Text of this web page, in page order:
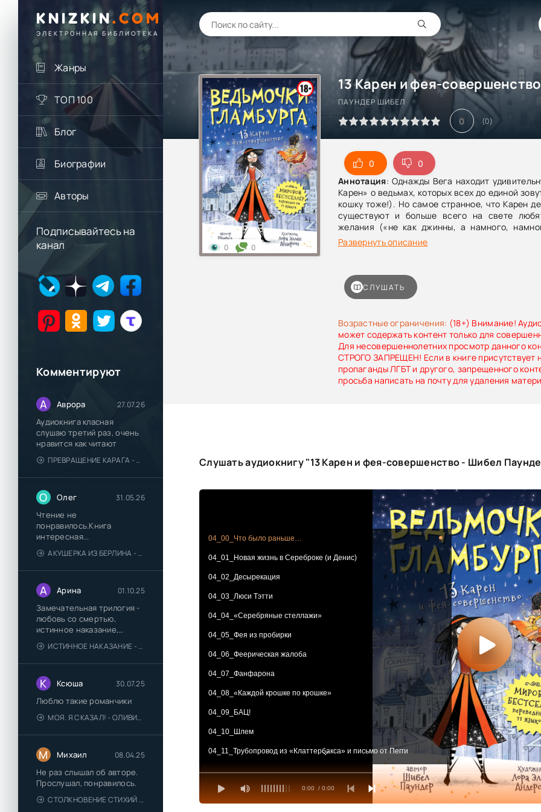
KNIZKIN. COM
ЭЛЕКТРОННАЯ БИБЛИОТЕКА
Жанры
ТОП 100
Блог
Биографии
Авторы
Подписывайтесь на
канал
Комментируют
А Аврора 27.07.26
Аудиокнига класная
слушаю третий раз, очень
нравится как читают
ПРЕВРАЩЕНИЕ КАРАГА - КАТЯ БРАНДИС
О Олег 31.05.26
Чтение не
понравилось.Книга
интересная...
АКУШЕРКА ИЗ БЕРЛИНА - АННА СТЮАРТ
А Арина 01.10.25
Замечательная трилогия -
любовь со смертью,
истинное наказание,
любимая для монстра -
понравились
ИСТИННОЕ НАКАЗАНИЕ - ОЛЬГА ГУСЕЙНОВА
К Ксюша 30.07.25
Люблю такие романчики
МОЯ. Я СКАЗАЛ! - ОЛИВИЯ ЛЕЙК
М Михаил 08.04.25
Не раз слышал об авторе.
Прослушал, понравилось.
СТОЛКНОВЕНИЕ СТИХИЙ - ВАЛЕРИЙ ГУМИНСКИЙ
ПАУНДЕР ШИБЕЛ
0 (0)
0
0
Аннотация: Однажды Вега находит
Карен» о ведьмах, которых всех до единой
кошку тоже!). Но самое странное, что Карен
существуют и больше всего на свете
желания («не как джинны, а намного,
Веге и ее друзьям предстоит отправиться в
Негодные земли, побывать в
Водосток)!В четвертой книге серии
вас, как всегда, ждут юмор, приключения, а
совершенно новой идеальной феей, живыми
Развернуть описание
Возрастные ограничения: (18+) Внимание!
может содержать контент только для
Для несовершеннолетних просмотр данного
СТРОГО ЗАПРЕЩЕН! Если в книге присутствует
пропаганды ЛГБТ и другого, запрещенного
просьба написать на почту для удаления
0 0
СЛУШАТЬ
Слушать аудиокнигу "13 Карен и фея-совершенство - Шибел
0:00 / 0:00
04_00_Что было раньше…
04_01_Новая жизнь в Сереброке (и Денис)
04_02_Десырекация
04_03_Люси Тэтти
04_04_«Серебряные стеллажи»
04_05_Фея из пробирки
04_06_Феерическая жалоба
04_07_Фанфарона
04_08_«Каждой крошке по крошке»
04_09_БАЦ!
04_10_Шлем
04_11_Трубопровод из «Клаттербакса» и письмо от Пегги
04_12_Добро пожаловать!
04_13_В «Клаттербаксе»